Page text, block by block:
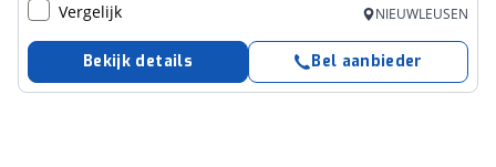
Vergelijk NIEUWLEUSEN
Bekijk details Bel aanbieder